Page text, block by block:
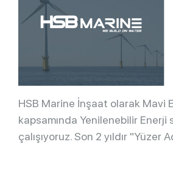
HSB Marine İnşaat olarak Mavi
kapsamında Yenilenebilir Enerji
çalışıyoruz. Son 2 yıldır "Yüzer